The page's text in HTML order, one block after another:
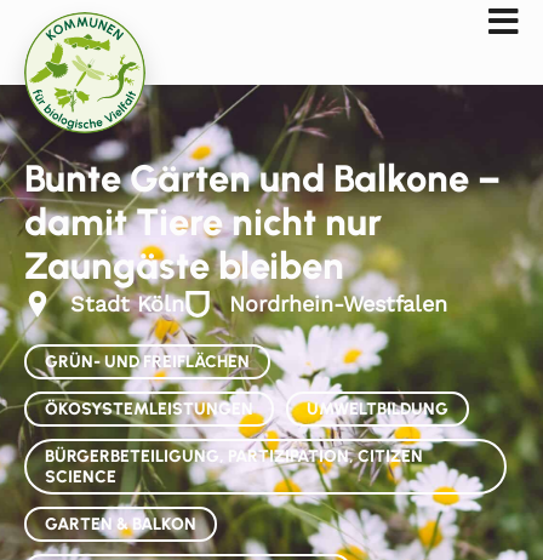
Bunte Gärten und Balkone –
damit Tiere nicht nur
Zaungäste bleiben
Stadt Köln Nordrhein-Westfalen
GRÜN- UND FREIFLÄCHEN
ÖKOSYSTEMLEISTUNGEN UMWELTBILDUNG
BÜRGERBETEILIGUNG, PARTIZIPATION, CITIZEN
SCIENCE
GARTEN & BALKON